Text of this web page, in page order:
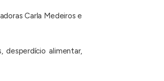
Carla Medeiros e
desperdício alimentar,